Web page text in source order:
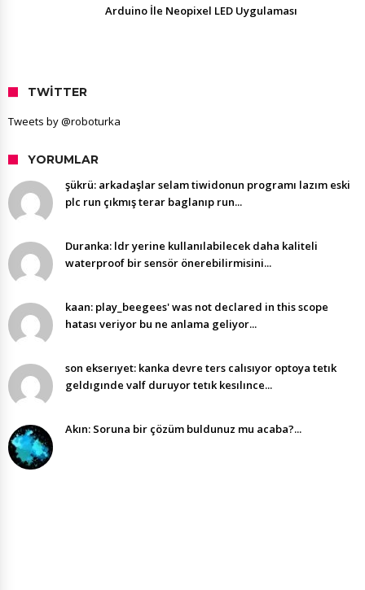
Arduino İle Neopixel LED Uygulaması
TWITTER
Tweets by @roboturka
YORUMLAR
şükrü: arkadaşlar selam tiwidonun programı lazım eski
plc run çıkmış terar baglanıp run...
Duranka: ldr yerine kullanılabilecek daha kaliteli
waterproof bir sensör önerebilirmisini...
kaan: play_beegees' was not declared in this scope
hatası veriyor bu ne anlama geliyor...
son ekserıyet: kanka devre ters calısıyor optoya tetık
geldıgınde valf duruyor tetık kesılınce...
Akın: Soruna bir çözüm buldunuz mu acaba?...